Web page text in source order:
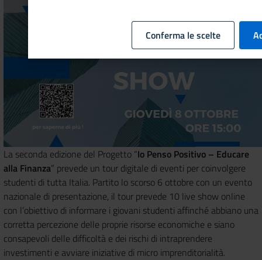
La seconda edizione del Progetto “Io Penso Positivo – Educare
alla Finanza” prevede un tour digitale di eventi per coinvolgere
studenti di tutta Italia. Partito lo scorso 6 ottobre con un evento
nazionale di presentazione, il tour prevede 10 live show online
con l’obiettivo di informare i giovani studenti affinché abbiano una
corretta percezione delle proprie risorse economiche e siano
consapevoli delle difficoltà e dei rischi di intraprendere
investimenti e avviare iniziative di micro imprenditorialità.
Conferma le scelte